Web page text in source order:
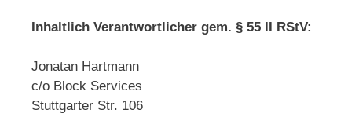
Inhaltlich Verantwortlicher gem. § 55 II RStV:
Jonatan Hartmann
c/o Block Services
Stuttgarter Str. 106